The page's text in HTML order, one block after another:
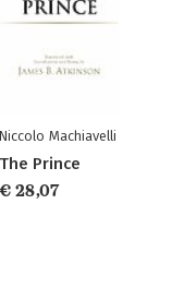
Niccolo Machiavelli
The Prince
€ 28,07